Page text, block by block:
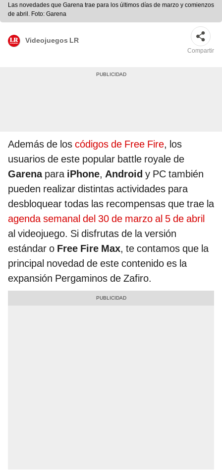
Las novedades que Garena trae para los últimos días de marzo y comienzos
de abril. Foto: Garena
Videojuegos LR
Compartir
Además de los códigos de Free Fire, los
usuarios de este popular battle royale de
Garena para iPhone, Android y PC también
pueden realizar distintas actividades para
desbloquear todas las recompensas que trae la
agenda semanal del 30 de marzo al 5 de abril
al videojuego. Si disfrutas de la versión
estándar o Free Fire Max, te contamos que la
principal novedad de este contenido es la
expansión Pergaminos de Zafiro.